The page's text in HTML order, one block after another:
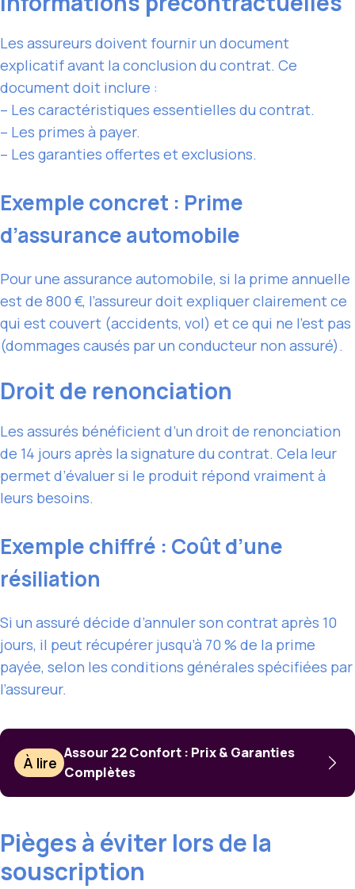
Les assureurs doivent fournir un document
explicatif avant la conclusion du contrat. Ce
document doit inclure :
– Les caractéristiques essentielles du contrat.
– Les primes à payer.
– Les garanties offertes et exclusions.
Exemple concret : Prime
d’assurance automobile
Pour une assurance automobile, si la prime annuelle
est de 800 €, l’assureur doit expliquer clairement ce
qui est couvert (accidents, vol) et ce qui ne l’est pas
(dommages causés par un conducteur non assuré).
Droit de renonciation
Les assurés bénéficient d’un droit de renonciation
de 14 jours après la signature du contrat. Cela leur
permet d’évaluer si le produit répond vraiment à
leurs besoins.
Exemple chiffré : Coût d’une
résiliation
Si un assuré décide d’annuler son contrat après 10
jours, il peut récupérer jusqu’à 70 % de la prime
payée, selon les conditions générales spécifiées par
l’assureur.
À lire
Assour 22 Confort : Prix & Garanties
Complètes
Pièges à éviter lors de la
souscription